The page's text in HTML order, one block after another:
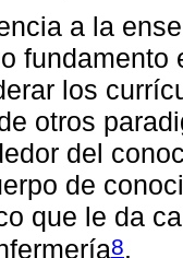
a la
los
otros
del
de
que le da
8.